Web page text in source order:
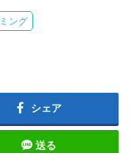
ング
シェア
送る